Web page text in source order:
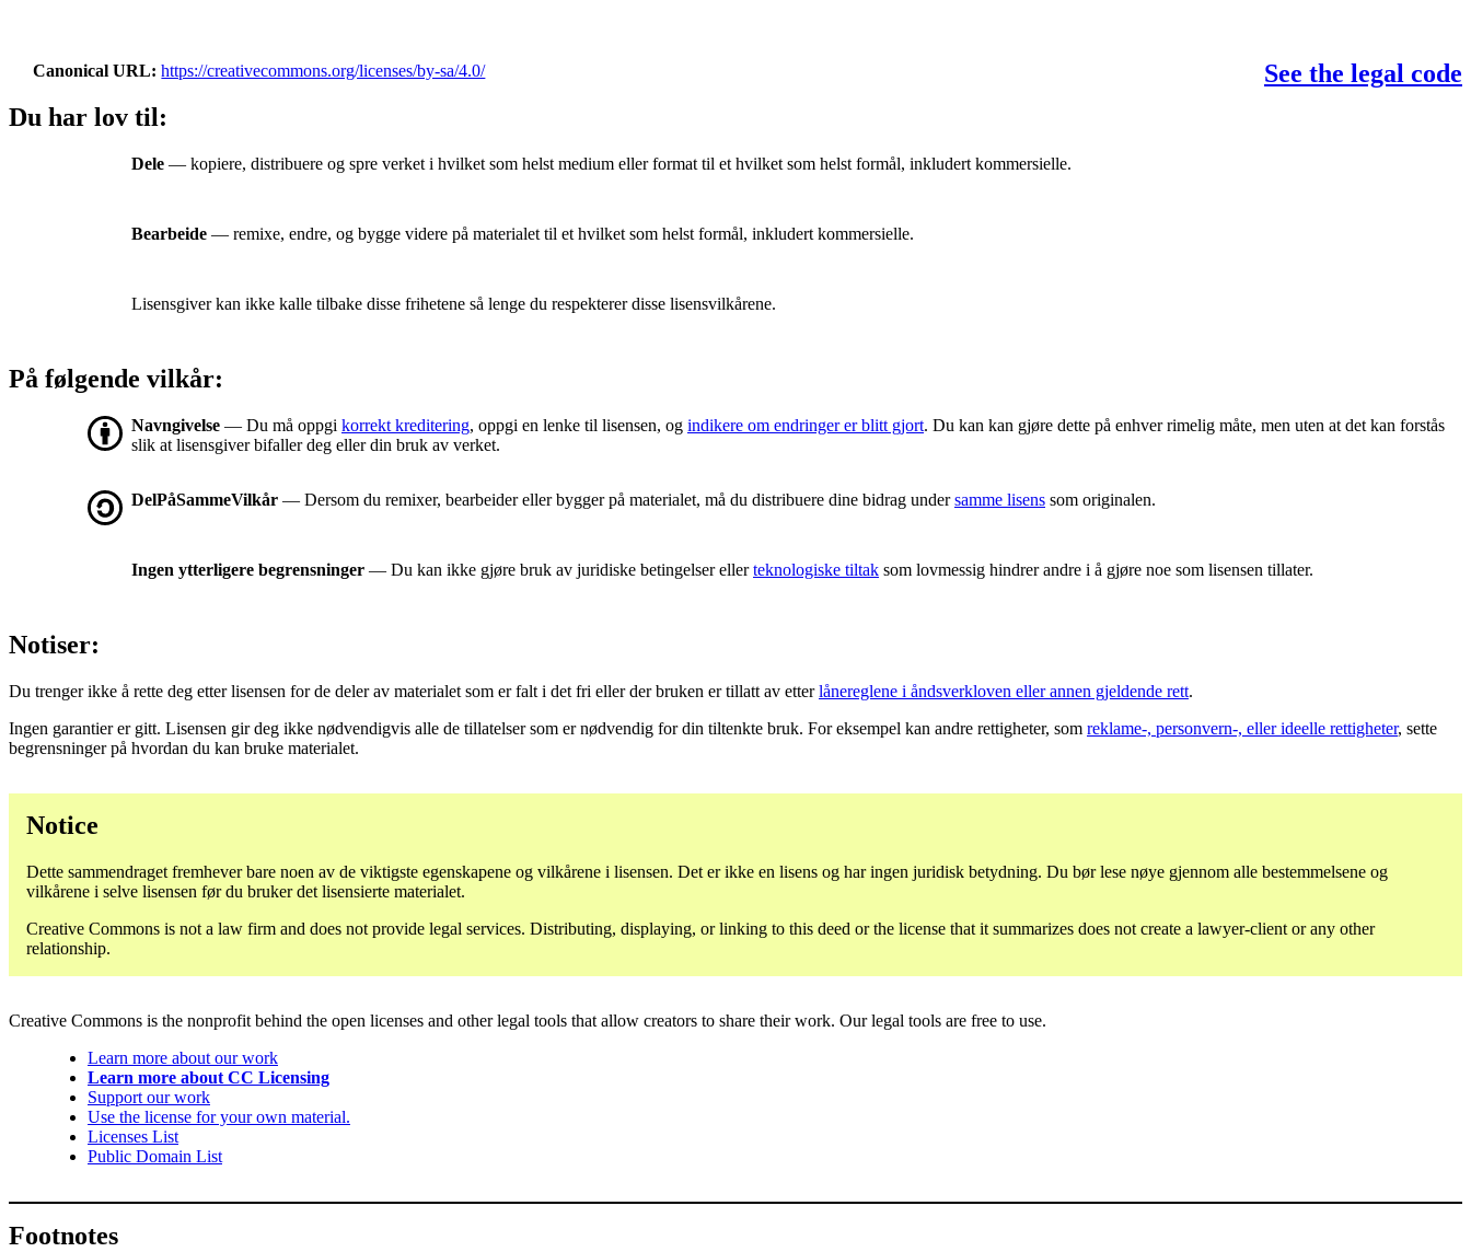
Canonical URL https://creativecommons.org/licenses/by-sa/4.0/
See the legal code
Du har lov til:
Dele — kopiere, distribuere og spre verket i hvilket som helst medium eller format til et hvilket som helst formål, inkludert kommersielle.
Bearbeide — remixe, endre, og bygge videre på materialet til et hvilket som helst formål, inkludert kommersielle.
Lisensgiver kan ikke kalle tilbake disse frihetene så lenge du respekterer disse lisensvilkårene.
På følgende vilkår:
Navngivelse — Du må oppgi korrekt kreditering, oppgi en lenke til lisensen, og indikere om endringer er blitt gjort. Du kan kan gjøre dette på enhver rimelig måte, men uten at det kan forstås
slik at lisensgiver bifaller deg eller din bruk av verket.
DelPåSammeVilkår — Dersom du remixer, bearbeider eller bygger på materialet, må du distribuere dine bidrag undersamme lisens som originalen.
Ingen ytterligere begrensninger — Du kan ikke gjøre bruk av juridiske betingelser ellerteknologiske tiltak som lovmessig hindrer andre i å gjøre noe som lisensen tillater.
Notiser:
Du trenger ikke å rette deg etter lisensen for de deler av materialet som er falt i det fri eller der bruken er tillatt av etterlånereglene i åndsverkloven eller annen gjeldende rett.
Ingen garantier er gitt. Lisensen gir deg ikke nødvendigvis alle de tillatelser som er nødvendig for din tiltenkte bruk. For eksempel kan andre rettigheter, som reklame-, personvern-, eller ideelle rettigheter, sette
begrensninger på hvordan du kan bruke materialet.
Notice
Dette sammendraget fremhever bare noen av de viktigste egenskapene og vilkårene i lisensen. Det er ikke en lisens og har ingen juridisk betydning. Du bør lese nøye gjennom alle bestemmelsene og
vilkårene i selve lisensen før du bruker det lisensierte materialet.
Creative Commons is not a law firm and does not provide legal services. Distributing, displaying, or linking to this deed or the license that it summarizes does not create a lawyer-client or any other
relationship.
Creative Commons is the nonprofit behind the open licenses and other legal tools that allow creators to share their work. Our legal tools are free to use.
Learn more about our work
Learn more about CC Licensing
Support our work
Use the license for your own material.
Licenses List
Public Domain List
Footnotes